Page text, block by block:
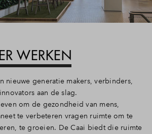
WERKEN
nieuwe generatie makers, verbinders,
aan de slag.
om de gezondheid van mens,
te verbeteren vragen ruimte om te
te groeien. De Caai biedt die ruimte